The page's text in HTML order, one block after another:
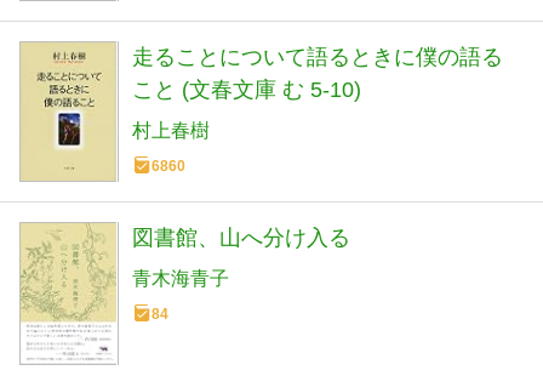
走ることについて語るときに僕の語る
こと (文春文庫 む 5-10)
村上春樹
6860
図書館、山へ分け入る
青木海青子
84